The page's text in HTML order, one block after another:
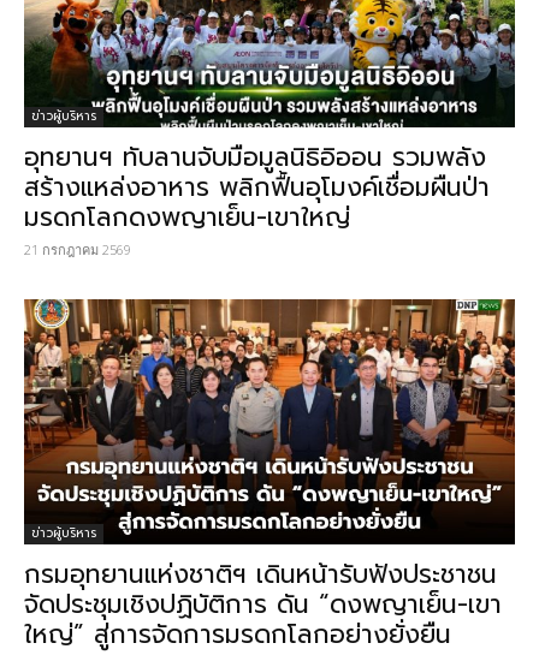
ข่าวผู้บริหาร
อุทยานฯ ทับลานจับมือมูลนิธิอิออน รวมพลัง
สร้างแหล่งอาหาร พลิกฟื้นอุโมงค์เชื่อมผืนป่า
มรดกโลกดงพญาเย็น-เขาใหญ่
21 กรกฎาคม 2569
ข่าวผู้บริหาร
กรมอุทยานแห่งชาติฯ เดินหน้ารับฟังประชาชน
จัดประชุมเชิงปฏิบัติการ ดัน “ดงพญาเย็น-เขา
ใหญ่” สู่การจัดการมรดกโลกอย่างยั่งยืน